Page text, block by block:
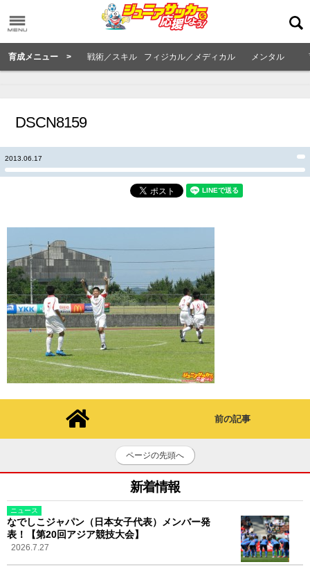
育成メニュー > 戦術／スキル フィジカル／メディカル メンタル
DSCN8159
2013.06.17
前の記事
ページの先頭へ
新着情報
ニュース
なでしこジャパン（日本女子代表）メンバー発
表！【第20回アジア競技大会】
2026.7.27